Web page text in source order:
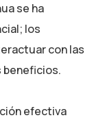
se ha
los
con las
beneficios.
efectiva